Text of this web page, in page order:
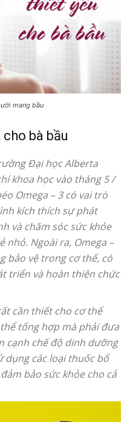
mang bầu
bà bầu
Đại học Alberta
khoa học vào tháng 5 /
Omega – 3 có vai trò
kích thích sự phát
và chăm sóc sức khỏe
nhỏ. Ngoài ra, Omega –
bảo vệ trong cơ thể, có
triển và hoàn thiện chức
cần thiết cho cơ thể
tổng hợp mà phải đưa
cạnh chế độ dinh dưỡng
dụng các loại thuốc bổ
bảo sức khỏe cho cả